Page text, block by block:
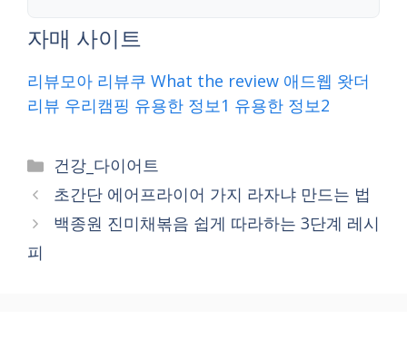
자매 사이트
리뷰모아 리뷰쿠 What the review 애드웹 왓더
리뷰 우리캠핑 유용한 정보1 유용한 정보2
Categories
건강_다이어트
초간단 에어프라이어 가지 라자냐 만드는 법
백종원 진미채볶음 쉽게 따라하는 3단계 레시
피